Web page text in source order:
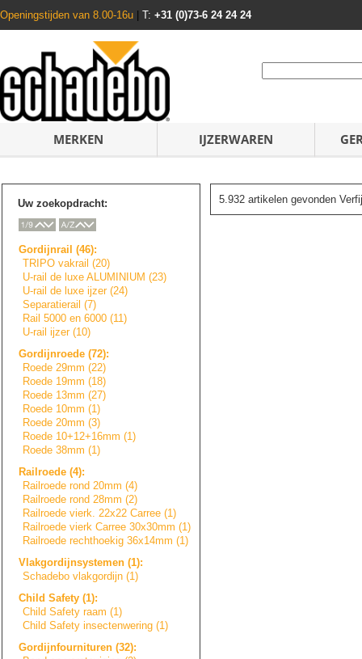
Openingstijden van 8.00-16u T: +31 (0)73-6 24 24 24
MERKEN IJZERWAREN
Uw zoekopdracht:
Gordijnrail (46):
TRIPO vakrail (20)
U-rail de luxe ALUMINIUM (23)
U-rail de luxe ijzer (24)
Separatierail (7)
Rail 5000 en 6000 (11)
U-rail ijzer (10)
Gordijnroede (72):
Roede 29mm (22)
Roede 19mm (18)
Roede 13mm (27)
Roede 10mm (1)
Roede 20mm (3)
Roede 10+12+16mm (1)
Roede 38mm (1)
Railroede (4):
Railroede rond 20mm (4)
Railroede rond 28mm (2)
Railroede vierk. 22x22 Carree (1)
Railroede vierk Carree 30x30mm (1)
Railroede rechthoekig 36x14mm (1)
Vlakgordijnsystemen (1):
Schadebo vlakgordijn (1)
Child Safety (1):
Child Safety raam (1)
Child Safety insectenwering (1)
Gordijnfournituren (32):
5.932 artikelen gevonden